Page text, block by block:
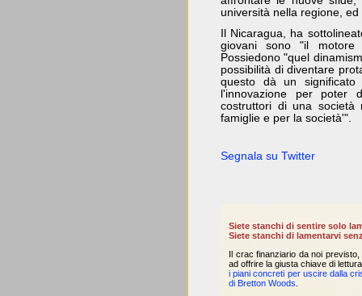
università nella regione,
Il Nicaragua, ha
giovani sono "il motore
Possiedono "quel
possibilità di diventare
questo dà un
l'innovazione per poter
costruttori di una
famiglie e per la società'".
Segnala su Twitter
Siete stanchi di sentire solo
Siete stanchi di lamentarvi
Il crac finanziario da noi
ad offrire la giusta chiave di
i piani concreti per uscire dalla
di Bretton Woods